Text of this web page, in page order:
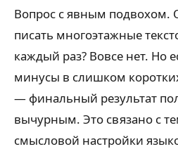
Вопрос с явным подвохом.
писать многоэтажные
каждый раз? Вовсе нет. Но
минусы в слишком
— финальный результат
вычурным. Это связано с
смысловой настройки